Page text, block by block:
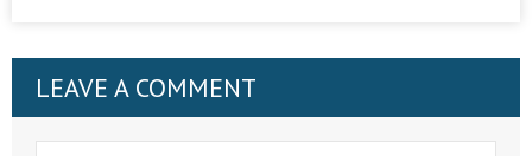
LEAVE A COMMENT